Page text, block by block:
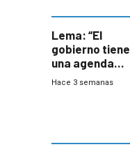
Lema: “El
gobierno tiene
una agenda
destructiva”
Hace 3 semanas